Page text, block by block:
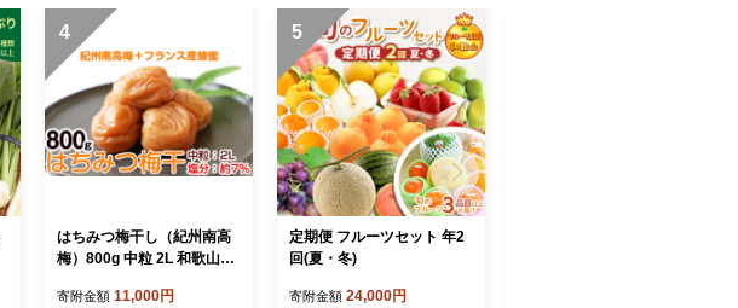
4
はちみつ梅干し（紀州南高
梅）800g 中粒 2L 和歌山県
寄附金額 11,000円
5
定期便 フルーツセット 年2
回(夏・冬)
寄附金額 24,000円